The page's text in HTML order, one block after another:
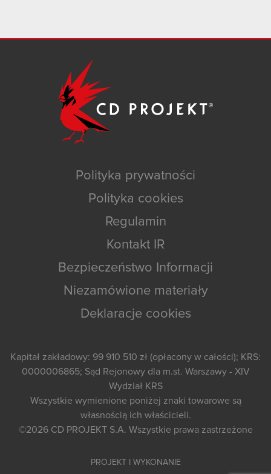
Polityka prywatności
Polityka cookies
Regulamin
Kontakt IR
Bezpieczeństwo Informacji
Niezamówione materiały
Deklaracje cookies
Kapitał zakładowy: 99 910 510 zł (opłacony w całości); KRS:
0000006865; Sąd Rejonowy dla m.st. Warszawy - XIV
Wydział KRS
Wszystkie wymienione poniżej znaki towarowe są
własnością ich właścicieli.
©2026 CD PROJEKT S.A. Wszystkie prawa zastrzeżone
PROJEKT I WYKONANIE